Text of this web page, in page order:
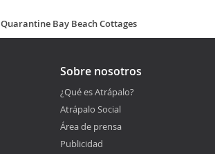
Quarantine Bay Beach Cottages
Sobre nosotros
¿Qué es Atrápalo?
Atrápalo Social
Área de prensa
Publicidad